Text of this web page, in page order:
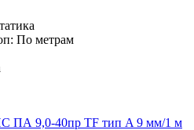
По метрам
ПА 9,0-40пр TF тип A 9 мм/1 м